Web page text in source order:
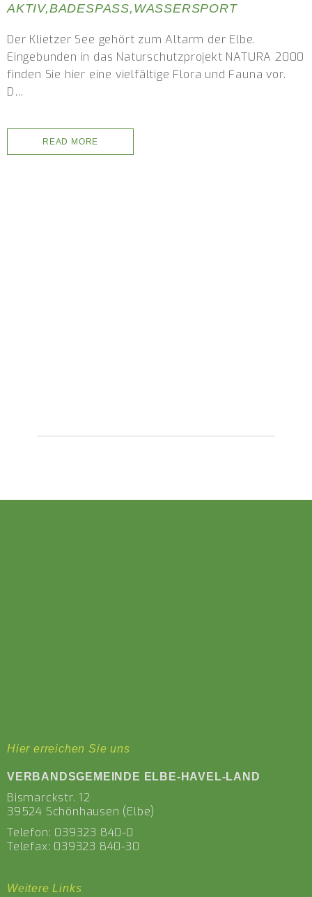
AKTIV,BADESPASS , WASSERSPORT
Der Klietzer See gehört zum Altarm der Elbe.
Eingebunden in das Naturschutzprojekt NATURA 2000
finden Sie hier eine vielfältige Flora und Fauna vor.
D…
READ MORE
Hier erreichen Sie uns
VERBANDSGEMEINDE ELBE-HAVEL-LAND
Bismarckstr. 12
39524 Schönhausen (Elbe)
Telefon: 039323 840-0
Telefax: 039323 840-30
Weitere Links